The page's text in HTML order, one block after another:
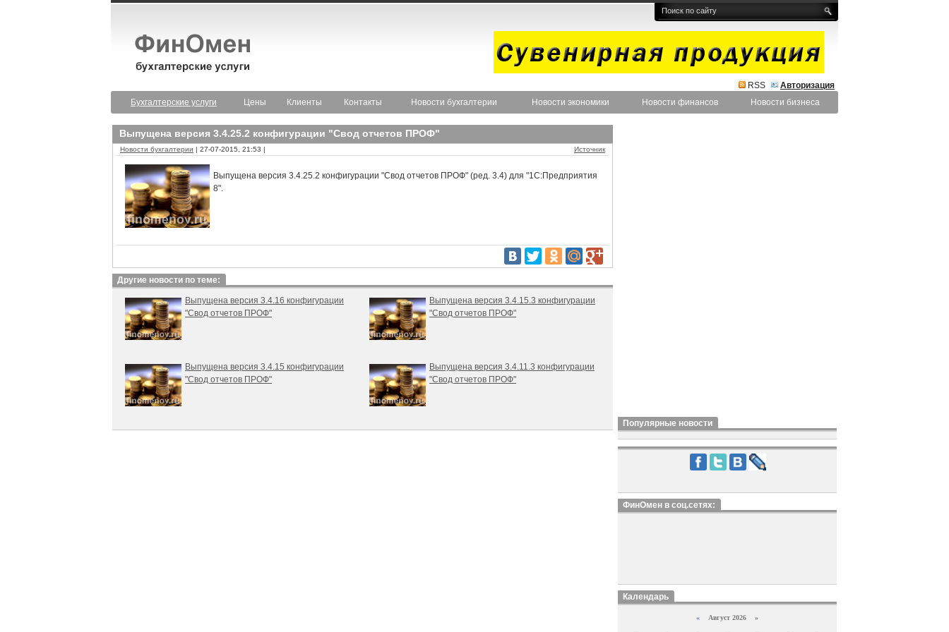
RSS
Авторизация
Бухгалтерские услуги
Цены Клиенты Контакты Новости бухгалтерии Новости экономики Новости финансов Новости бизнеса
Выпущена версия 3.4.25.2 конфигурации "Свод отчетов ПРОФ"
Новости бухгалтерии | 27-07-2015, 21:53 | Источник
Выпущена версия 3.4.25.2 конфигурации "Свод отчетов ПРОФ" (ред. 3.4) для "1С:Предприятия
8".
Другие новости по теме:
Выпущена версия 3.4.16 конфигурации
"Свод отчетов ПРОФ"
Выпущена версия 3.4.15.3 конфигурации
"Свод отчетов ПРОФ"
Выпущена версия 3.4.15 конфигурации
"Свод отчетов ПРОФ"
Выпущена версия 3.4.11.3 конфигурации
"Свод отчетов ПРОФ"
Популярные новости
ФинОмен в соц.сетях:
Календарь
« Август 2026 »